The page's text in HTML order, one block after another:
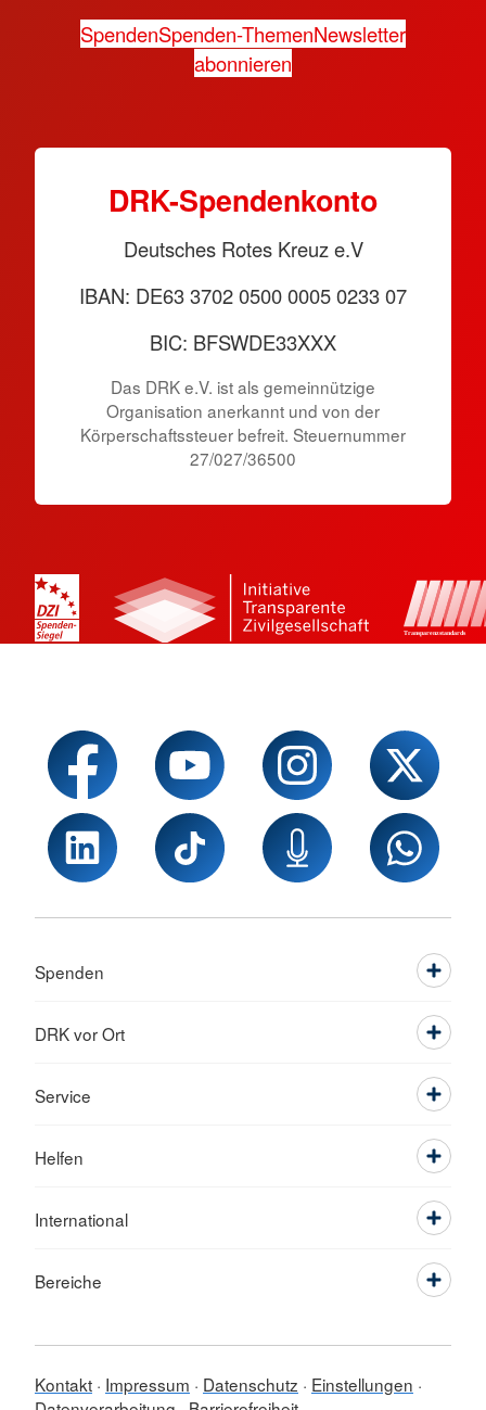
SpendenSpenden-ThemenNewsletter
abonnieren
DRK-Spendenkonto
Deutsches Rotes Kreuz e.V
IBAN: DE63 3702 0500 0005 0233 07
BIC: BFSWDE33XXX
Das DRK e.V. ist als gemeinnützige
Organisation anerkannt und von der
Körperschaftssteuer befreit. Steuernummer
27/027/36500
Spenden
DRK vor Ort
Service
Helfen
International
Bereiche
Kontakt Impressum Datenschutz
Einstellungen